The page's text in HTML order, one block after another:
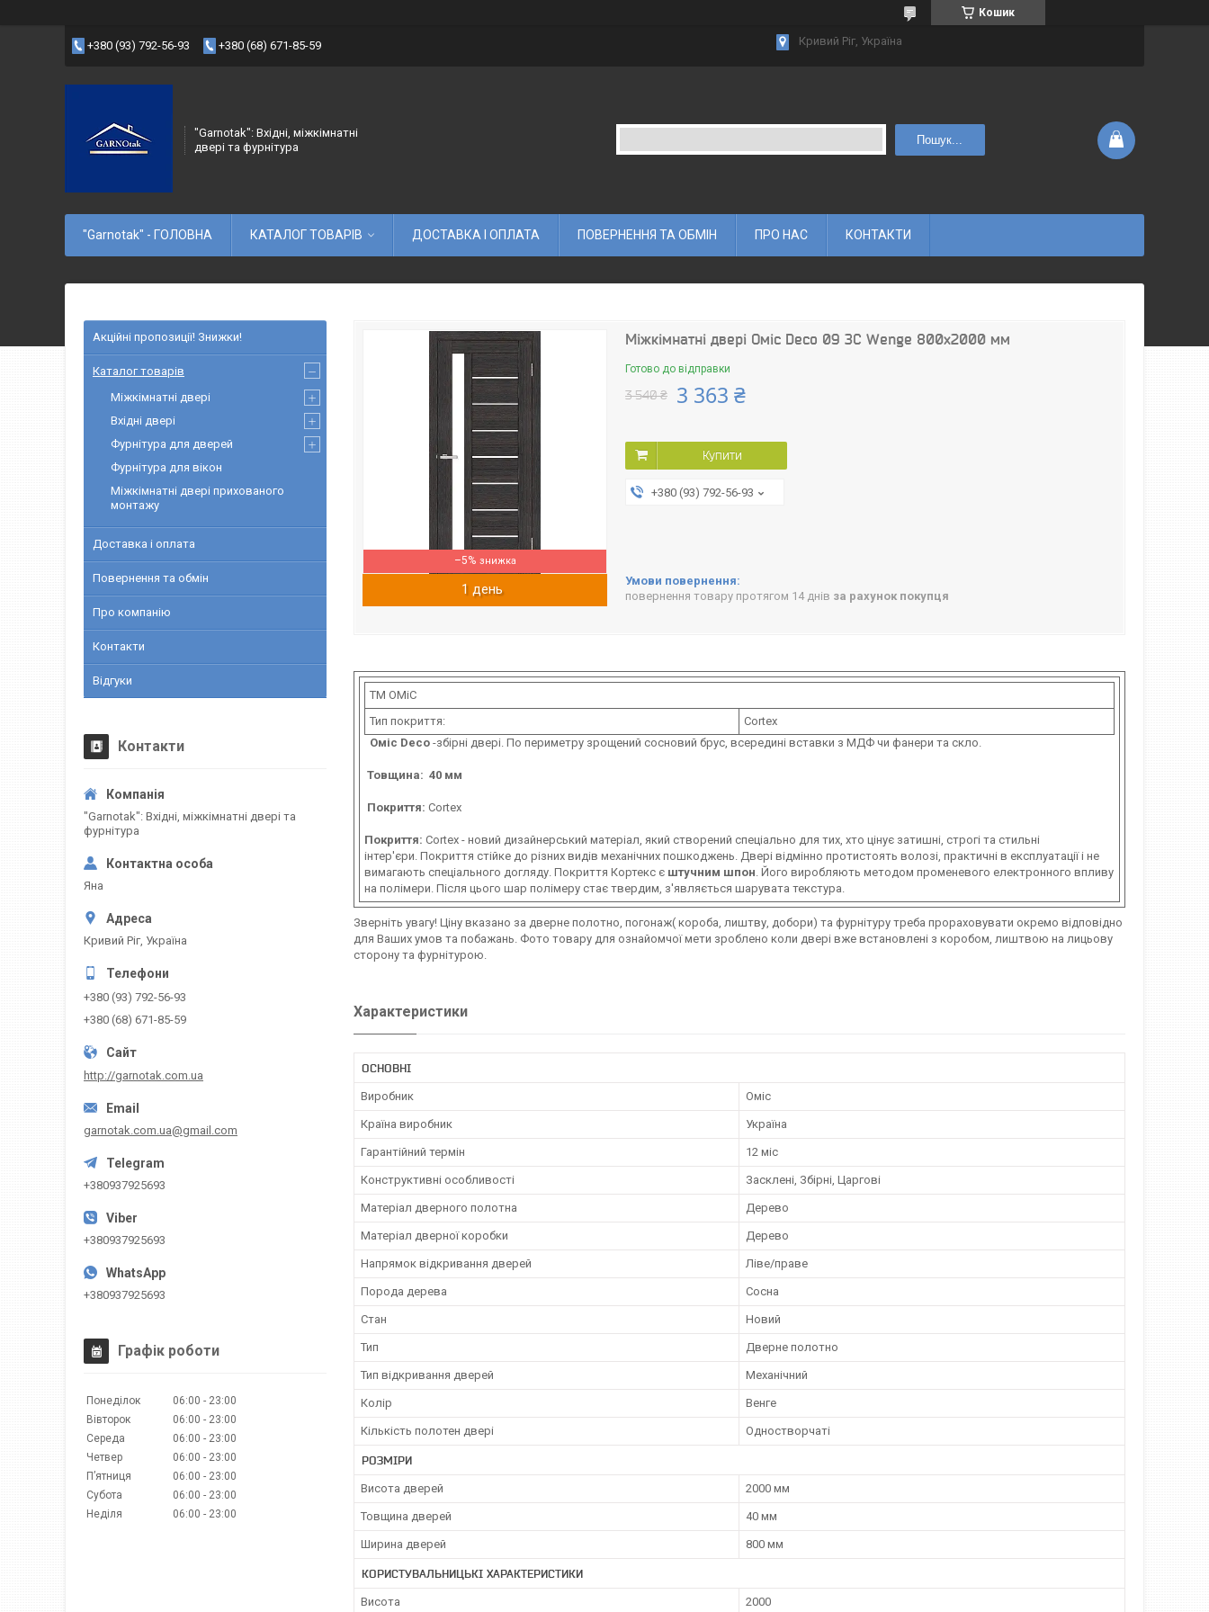
Кошик
+380 (93) 792-56-93 +380 (68) 671-85-59 Кривий Ріг, Україна
"Garnotak": Вхідні, міжкімнатні
двері та фурнітура
Пошук...
"Garnotak" - ГОЛОВНА КАТАЛОГ ТОВАРІВ ДОСТАВКА І ОПЛАТА ПОВЕРНЕННЯ ТА ОБМІН ПРО НАС КОНТАКТИ
–5%
1 день
Міжкімнатні двері Оміс Deco 09 ЗС Wenge 800х2000 мм
Готово до відправки
3 540 ₴ 3 363 ₴
Купити
+380 (93) 792-56-93
повернення товару протягом 14 днів за рахунок покупця
ТМ ОМіС
Тип покриття:
Cortex
Оміс Deco -збірні двері. По периметру зрощений сосновий брус, всередині вставки з МДФ чи фанери та скло.
Товщина: 40 мм
Покриття: Cortex
Покриття: Cortex - новий дизайнерський матеріал, який створений спеціально для тих, хто цінує затишні, строгі та стильні
інтер'єри. Покриття стійке до різних видів механічних пошкоджень. Двері відмінно протистоять волозі, практичні в експлуатації і не
вимагають спеціального догляду. Покриття Кортекс є штучним шпон. Його виробляють методом променевого електронного впливу
на полімери. Після цього шар полімеру стає твердим, з'являється шарувата текстура.
Зверніть увагу! Ціну вказано за дверне полотно, погонаж( короба, лиштву, добори) та фурнітуру треба прораховувати окремо відповідно
для Ваших умов та побажань. Фото товару для ознайомчої мети зроблено коли двері вже встановлені з коробом, лиштвою на лицьову
сторону та фурнітурою.
Характеристики
ОСНОВНІ
Виробник Оміс
Країна виробник Україна
Гарантійний термін 12 міс
Конструктивні особливості Засклені, Збірні, Царгові
Матеріал дверного полотна Дерево
Матеріал дверної коробки Дерево
Напрямок відкривання дверей Ліве/праве
Порода дерева Сосна
Стан Новий
Тип Дверне полотно
Тип відкривання дверей Механічний
Колір Венге
Кількість полотен двері Одностворчаті
РОЗМІРИ
Висота дверей 2000 мм
Товщина дверей 40 мм
Ширина дверей 800 мм
КОРИСТУВАЛЬНИЦЬКІ ХАРАКТЕРИСТИКИ
Висота 2000
Акційні пропозиції! Знижки!
Каталог товарів
Міжкімнатні двері
Вхідні двері
Фурнітура для дверей
Фурнітура для вікон
Міжкімнатні двері прихованого
монтажу
Доставка і оплата
Повернення та обмін
Про компанію
Контакти
Відгуки
Контакти
"Garnotak": Вхідні, міжкімнатні двері та
фурнітура
Яна
Кривий Ріг, Україна
+380 (93) 792-56-93
+380 (68) 671-85-59
http://garnotak.com.ua
garnotak.com.ua@gmail.com
+380937925693
+380937925693
+380937925693
Графік роботи
Понеділок 06:00
23:00
Вівторок
06:00
23:00
Середа
06:00
23:00
Четвер
06:00
23:00
Пʼятниця
06:00
23:00
Субота
06:00
23:00
Неділя
06:00 23:00